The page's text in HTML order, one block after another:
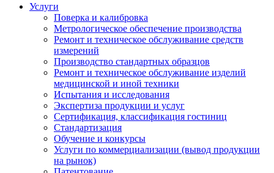
Услуги
Поверка и калибровка
Метрологическое обеспечение производства
Ремонт и техническое обслуживание средств
измерений
Производство стандартных образцов
Ремонт и техническое обслуживание изделий
медицинской и иной техники
Испытания и исследования
Экспертиза продукции и услуг
Сертификация, классификация гостиниц
Стандартизация
Обучение и конкурсы
Услуги по коммерциализации (вывод продукции
на рынок)